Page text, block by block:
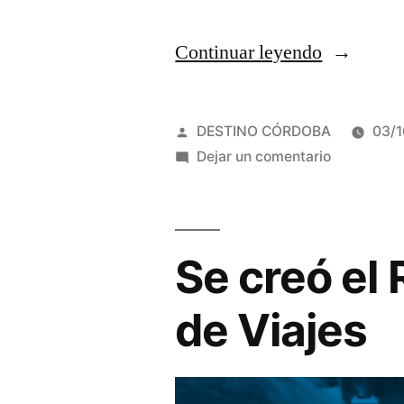
Continuar leyendo“Santo
Se
cumple
del
del
Publicado
por
DESTINO CÓRDOBA 03/
Dejar un comentarioen
cumple
184
del
del
Se creó el
de Viajes